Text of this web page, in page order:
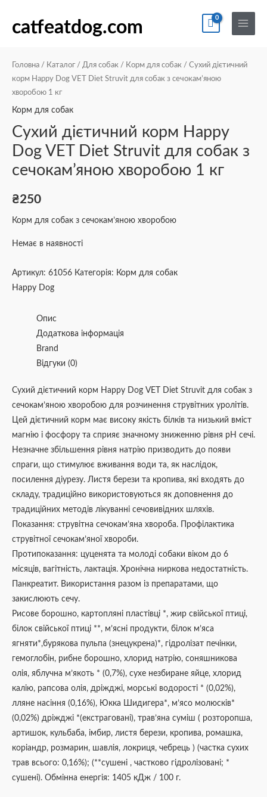
catfeatdog.com
Main
Menu
Головна / Каталог / Для собак / Корм для собак / Сухий дієтичний
корм Happy Dog VET Diet Struvit для собак з сечокам’яною
хворобою 1 кг
Корм для собак
Сухий дієтичний корм Happy
Dog VET Diet Struvit для собак з
сечокам’яною хворобою 1 кг
₴250
Корм для собак з сечокам’яною хворобою
Немає в наявності
Артикул: 61056 Категорія: Корм для собак
Happy Dog
Опис
Додаткова інформація
Brand
Відгуки (0)
Сухий дієтичний корм Happy Dog VET Diet Struvit для собак з
сечокам’яною хворобою для розчинення струвітних уролітів.
Цей дієтичний корм має високу якість білків та низький вміст
магнію і фосфору та сприяє значному зниженню рівня рН сечі.
Незначне збільшення рівня натрію призводить до появи
спраги, що стимулює вживання води та, як наслідок,
посилення діурезу. Листя берези та кропива, які входять до
складу, традиційно використовуються як доповнення до
традиційних методів лікуванні сечовивідних шляхів.
Показання: струвітна сечокам’яна хвороба. Профілактика
струвітної сечокам’яної хвороби.
Протипоказання: цуценята та молоді собаки віком до 6
місяців, вагітність, лактація. Хронічна ниркова недостатність.
Панкреатит. Використання разом із препаратами, що
закислюють сечу.
Рисове борошно, картопляні пластівці *, жир свійської птиці,
білок свійської птиці **, м’ясні продукти, білок м’яса
ягняти*,бурякова пульпа (знецукрена)*, гідролізат печінки,
гемоглобін, рибне борошно, хлорид натрію, соняшникова
олія, яблучна м’якоть * (0,7%), сухе незбиране яйце, хлорид
калію, рапсова олія, дріжджі, морські водорості * (0,02%),
лляне насіння (0,16%), Юкка Шидигера*, м’ясо молюсків*
(0,02%) дріжджі *(екстраговані), трав’яна суміш ( розторопша,
артишок, кульбаба, імбир, листя берези, кропива, ромашка,
коріандр, розмарин, шавлія, локриця, чебрець ) (частка сухих
трав всього: 0,16%); (**сушені , частково гідролізовані; *
сушені). Обмінна енергія: 1405 кДж / 100 г.